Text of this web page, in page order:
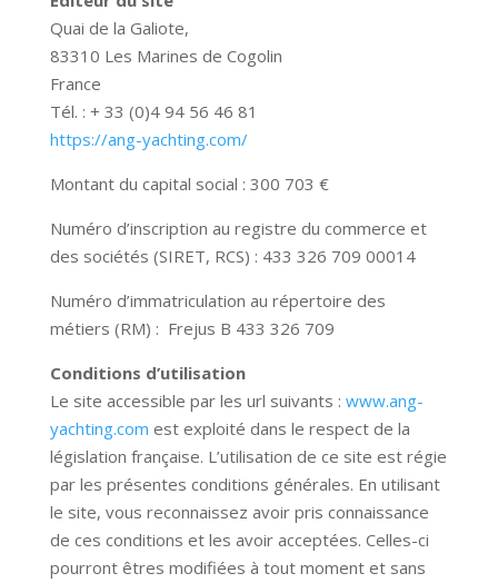
Quai de la Galiote,
83310 Les Marines de Cogolin
France
Tél. : + 33 (0)4 94 56 46 81
https://ang-yachting.com/
Montant du capital social : 300 703 €
Numéro d’inscription au registre du commerce et
des sociétés (SIRET, RCS) : 433 326 709 00014
Numéro d’immatriculation au répertoire des
métiers (RM) : Frejus B 433 326 709
Conditions d’utilisation
Le site accessible par les url suivants : www.ang-
yachting.com est exploité dans le respect de la
législation française. L’utilisation de ce site est régie
par les présentes conditions générales. En utilisant
le site, vous reconnaissez avoir pris connaissance
de ces conditions et les avoir acceptées. Celles-ci
pourront êtres modifiées à tout moment et sans